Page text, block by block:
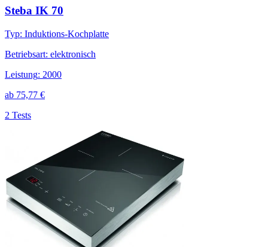
Steba IK 70
Typ: Induktions-Kochplatte
Betriebsart: elektronisch
Leistung: 2000
ab 75,77 €
2 Tests